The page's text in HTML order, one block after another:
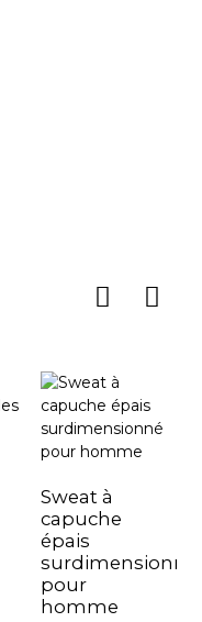
Sweat à
capuche
épais
surdimensionné
pour
homme